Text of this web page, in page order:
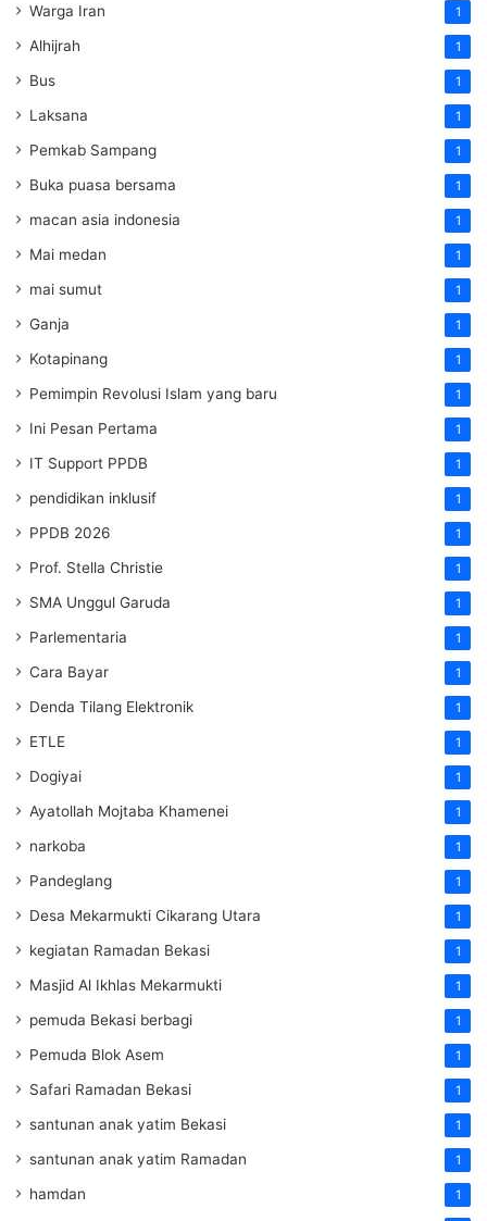
Warga Iran 1
Alhijrah 1
Bus 1
Laksana 1
Pemkab Sampang 1
Buka puasa bersama 1
macan asia indonesia 1
Mai medan 1
mai sumut 1
Ganja 1
Kotapinang 1
Pemimpin Revolusi Islam yang baru 1
Ini Pesan Pertama 1
IT Support PPDB 1
pendidikan inklusif 1
PPDB 2026 1
Prof. Stella Christie 1
SMA Unggul Garuda 1
Parlementaria 1
Cara Bayar 1
Denda Tilang Elektronik 1
ETLE 1
Dogiyai 1
Ayatollah Mojtaba Khamenei 1
narkoba 1
Pandeglang 1
Desa Mekarmukti Cikarang Utara 1
kegiatan Ramadan Bekasi 1
Masjid Al Ikhlas Mekarmukti 1
pemuda Bekasi berbagi 1
Pemuda Blok Asem 1
Safari Ramadan Bekasi 1
santunan anak yatim Bekasi 1
santunan anak yatim Ramadan 1
hamdan 1